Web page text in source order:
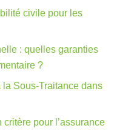
civile pour les
: quelles garanties
?
Sous-Traitance dans
pour l’assurance